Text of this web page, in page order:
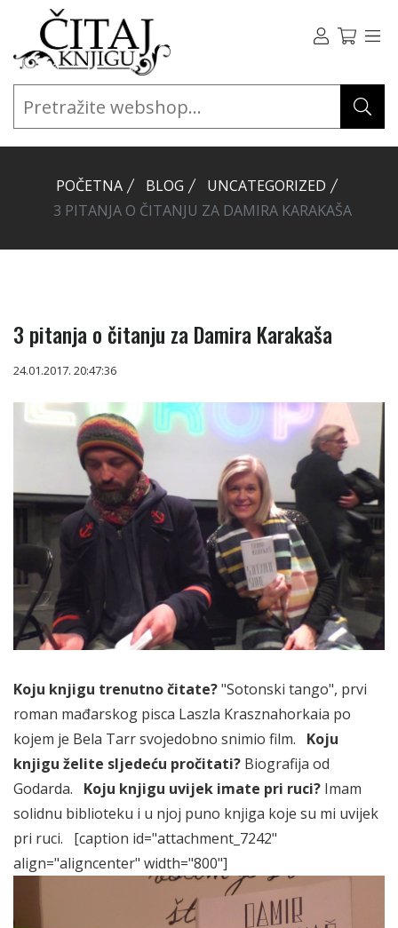
POČETNA BLOG
UNCATEGORIZED
3 PITANJA O ČITANJU ZA DAMIRA KARAKAŠA
3 pitanja o čitanju za Damira Karakaša
24.01.2017. 20:47:36
Koju knjigu trenutno čitate?"Sotonski tango", prvi
roman mađarskog pisca Laszla Krasznahorkaia po
kojem je Bela Tarr svojedobno snimio film.
Koju
knjigu želite sljedeću pročitati? Biografija od
Godarda.
Koju knjigu uvijek imate pri ruci? Imam
solidnu biblioteku i u njoj puno knjiga koje su mi uvijek
pri ruci.
[caption id="attachment_7242"
align="aligncenter" width="800"]